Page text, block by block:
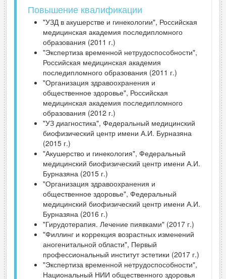
Повышение квалификации
"УЗД в акушерстве и гинекологии", Российская
медицинская академия последипломного
образования (2011 г.)
"Экспертиза временной нетрудоспособности",
Российская медицинская академия
последипломного образования (2011 г.)
"Организация здравоохранения и
общественное здоровье", Российская
медицинская академия последипломного
образования (2012 г.)
"УЗ диагностика", Федеральный медицинский
биофизический центр имени А.И. Бурназяна
(2015 г.)
"Акушерство и гинекология", Федеральный
медицинский биофизический центр имени А.И.
Бурназяна (2015 г.)
"Организация здравоохранения и
общественное здоровье", Федеральный
медицинский биофизический центр имени А.И.
Бурназяна (2016 г.)
"Гирудотерапия. Лечение пиявками" (2017 г.)
"Филлинг и коррекция возрастных изменений
аногенитальной области", Первый
профессиональный институт эстетики (2017 г.)
"Экспертиза временной нетрудоспособности",
Национальный НИИ общественного здоровья